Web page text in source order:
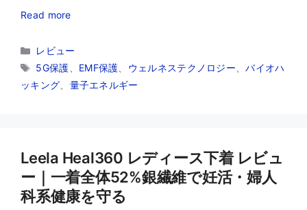
Read more
カ
テ
リ
レビュー
タ
グ
5G保護 EMF保護 ウェルネステクノロジー 、バイオハ
ッキング
量子エネルギー
Leela Heal360 レディース下着 レビュ
ー｜一着全体52%銀繊維で妊活・婦人
科系健康を守る